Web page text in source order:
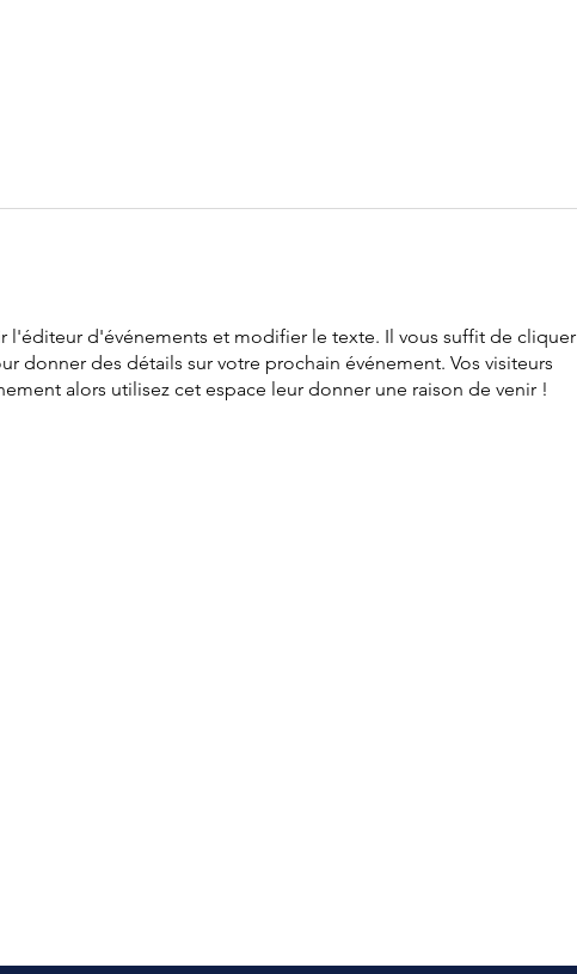
d'événements et modifier le texte. Il vous suffit de cliquer
donner des détails sur votre prochain événement. Vos visiteurs
alors utilisez cet espace leur donner une raison de venir !